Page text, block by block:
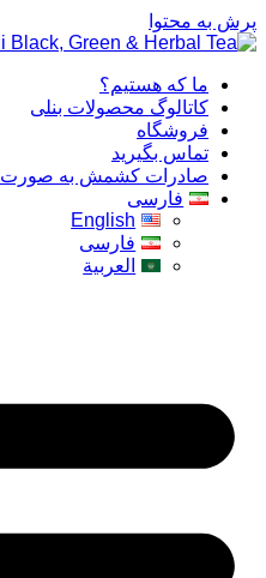
پرش به محتوا
ما که هستیم؟
کاتالوگ محصولات بنلی
فروشگاه
تماس بگیرید
صادرات کشمش به صورت
فارسی
English
فارسی
العربية